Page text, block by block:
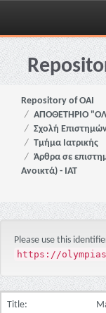
Skip
navigation
Repository of OAI
ΑΠΟΘΕΤΗΡΙΟ
Σχολή
Τμήμα Ιατρικής
Άρθρα σε
Ανοικτά) - ΙΑΤ
Please use this
https://
Title: